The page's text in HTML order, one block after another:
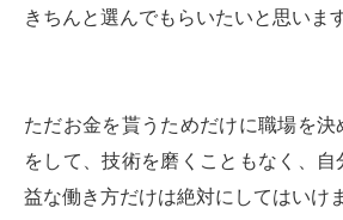
きちんと選んでもらいたいと思います
ただお金を貰うためだけに職場を
をして、技術を磨くこともなく、自
益な働き方だけは絶対にしてはいけ